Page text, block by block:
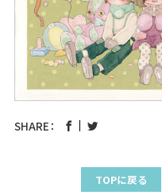
SHARE：
TOPに戻る